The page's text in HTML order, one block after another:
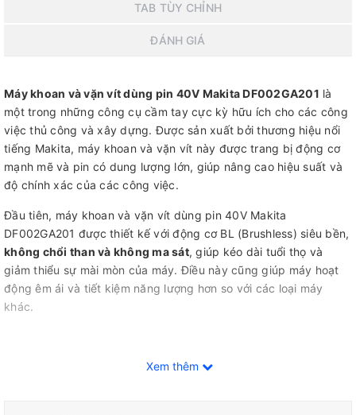
TAB TÙY CHỈNH
ĐÁNH GIÁ
Máy khoan và vặn vít dùng pin 40V Makita DF002GA201 là
một trong những công cụ cầm tay cực kỳ hữu ích cho các công
việc thủ công và xây dựng. Được sản xuất bởi thương hiệu nổi
tiếng Makita, máy khoan và vặn vít này được trang bị động cơ
mạnh mẽ và pin có dung lượng lớn, giúp nâng cao hiệu suất và
độ chính xác của các công việc.
Đầu tiên, máy khoan và vặn vít dùng pin 40V Makita
DF002GA201 được thiết kế với động cơ BL (Brushless) siêu bền,
không chổi than và không ma sát, giúp kéo dài tuổi thọ và
giảm thiểu sự mài mòn của máy. Điều này cũng giúp máy hoạt
động êm ái và tiết kiệm năng lượng hơn so với các loại máy
khác.
Ngoài ra, máy còn được trang bịpin Lithium-Ion
Xem thêm